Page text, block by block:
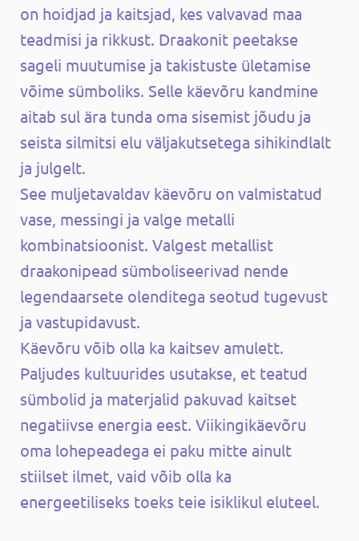
on hoidjad ja kaitsjad, kes valvavad maa
teadmisi ja rikkust. Draakonit peetakse
sageli muutumise ja takistuste ületamise
võime sümboliks. Selle käevõru kandmine
aitab sul ära tunda oma sisemist jõudu ja
seista silmitsi elu väljakutsetega sihikindlalt
ja julgelt.
See muljetavaldav käevõru on valmistatud
vase, messingi ja valge metalli
kombinatsioonist. Valgest metallist
draakonipead sümboliseerivad nende
legendaarsete olenditega seotud tugevust
ja vastupidavust.
Käevõru võib olla ka kaitsev amulett.
Paljudes kultuurides usutakse, et teatud
sümbolid ja materjalid pakuvad kaitset
negatiivse energia eest. Viikingikäevõru
oma lohepeadega ei paku mitte ainult
stiilset ilmet, vaid võib olla ka
energeetiliseks toeks teie isiklikul eluteel.